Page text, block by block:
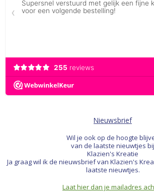
Nieuwsbrief
Wil je ook op de hoogte
van de laatste nieuwtjes bij
Klazien's Kreatie
Ja graag wil ik de nieuwsbrief van Klazien's
laatste nieuwtjes.
Laat hier dan je mailadres